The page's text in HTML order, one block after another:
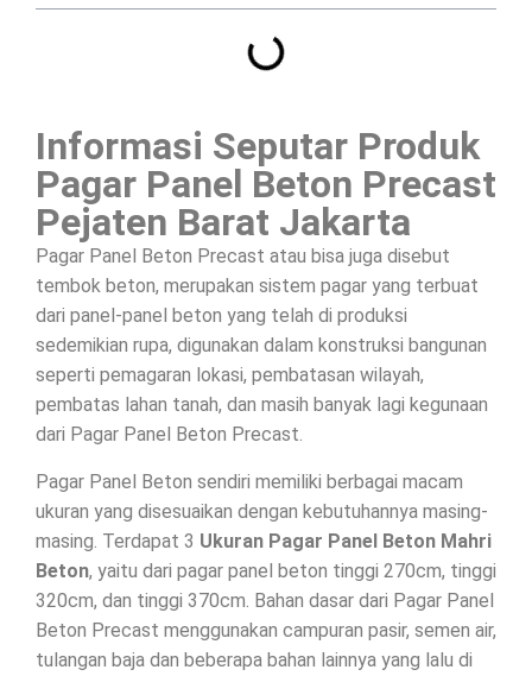
Informasi Seputar Produk
Pagar Panel Beton Precast
Pejaten Barat Jakarta
Pagar Panel Beton Precast atau bisa juga disebut
tembok beton, merupakan sistem pagar yang terbuat
dari panel-panel beton yang telah di produksi
sedemikian rupa, digunakan dalam konstruksi bangunan
seperti pemagaran lokasi, pembatasan wilayah,
pembatas lahan tanah, dan masih banyak lagi kegunaan
dari Pagar Panel Beton Precast.
Pagar Panel Beton sendiri memiliki berbagai macam
ukuran yang disesuaikan dengan kebutuhannya masing-
masing. Terdapat 3 Ukuran Pagar Panel Beton Mahri
Beton, yaitu dari pagar panel beton tinggi 270cm, tinggi
320cm, dan tinggi 370cm. Bahan dasar dari Pagar Panel
Beton Precast menggunakan campuran pasir, semen air,
tulangan baja dan beberapa bahan lainnya yang lalu di